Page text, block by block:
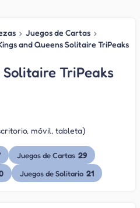
› Juegos de Cartas ›
and Queens Solitaire TriPeaks
Solitaire TriPeaks
móvil, tableta)
Juegos de Cartas 29
Juegos de Solitario 21